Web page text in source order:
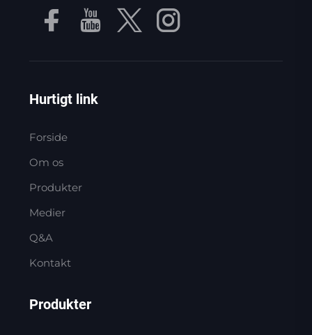
Hurtigt link
Forside
Om os
Produkter
Medier
Q&A
Kontakt
Produkter